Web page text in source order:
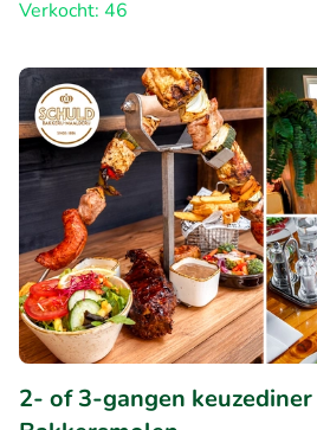
Verkocht: 46
2- of 3-gangen